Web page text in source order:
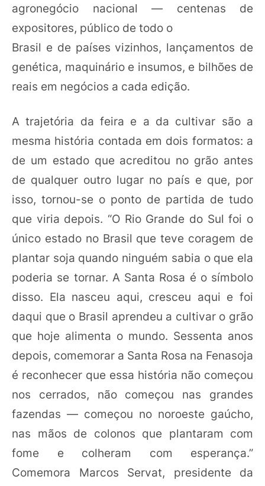
agronegócio nacional — centenas de
expositores, público de todo o
Brasil e de países vizinhos, lançamentos de
genética, maquinário e insumos, e bilhões de
reais em negócios a cada edição.
A trajetória da feira e a da cultivar são a
mesma história contada em dois formatos: a
de um estado que acreditou no grão antes
de qualquer outro lugar no país e que, por
isso, tornou-se o ponto de partida de tudo
que viria depois. “O Rio Grande do Sul foi o
único estado no Brasil que teve coragem de
plantar soja quando ninguém sabia o que ela
poderia se tornar. A Santa Rosa é o símbolo
disso. Ela nasceu aqui, cresceu aqui e foi
daqui que o Brasil aprendeu a cultivar o grão
que hoje alimenta o mundo. Sessenta anos
depois, comemorar a Santa Rosa na Fenasoja
é reconhecer que essa história não começou
nos cerrados, não começou nas grandes
fazendas — começou no noroeste gaúcho,
nas mãos de colonos que plantaram com
fome e colheram com esperança.”
Comemora Marcos Servat, presidente da